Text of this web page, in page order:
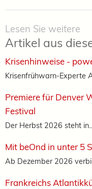
Lesen Sie weitere
Artikel aus
Krisenhinweise -
Krisenfrühwarn-Experte
Premiere für Denver
Festival
Der Herbst 2026 steht
Mit beOnd in unter 5
Ab Dezember 2026
Frankreichs